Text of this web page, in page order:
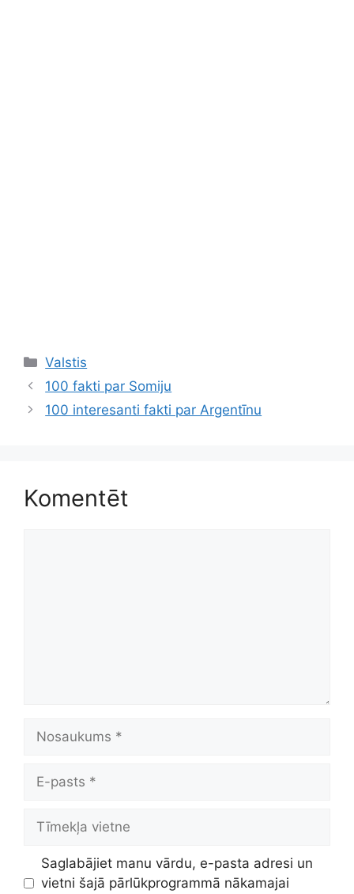
Kategorijas
Valstis
100 fakti par Somiju
100 interesanti fakti par Argentīnu
Komentēt
Nosaukums
pasts
Tīmekļa
Saglabājiet manu vārdu, e-pasta adresi un
vietni šajā pārlūkprogrammā nākamajai